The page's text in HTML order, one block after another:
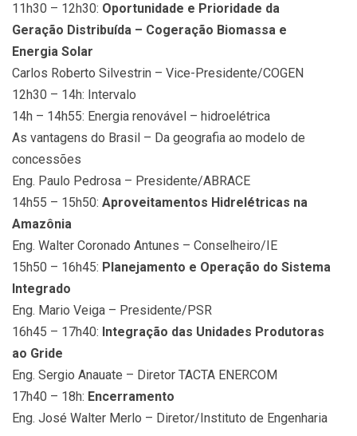
11h30 – 12h30: Oportunidade e Prioridade da
Geração Distribuída – Cogeração Biomassa e
Energia Solar
Carlos Roberto Silvestrin – Vice-Presidente/COGEN
12h30 – 14h: Intervalo
14h – 14h55: Energia renovável – hidroelétrica
As vantagens do Brasil – Da geografia ao modelo de
concessões
Eng. Paulo Pedrosa – Presidente/ABRACE
14h55 – 15h50: Aproveitamentos Hidrelétricas na
Amazônia
Eng. Walter Coronado Antunes – Conselheiro/IE
15h50 – 16h45: Planejamento e Operação do Sistema
Integrado
Eng. Mario Veiga – Presidente/PSR
16h45 – 17h40: Integração das Unidades Produtoras
ao Gride
Eng. Sergio Anauate – Diretor TACTA ENERCOM
17h40 – 18h: Encerramento
Eng. José Walter Merlo – Diretor/Instituto de Engenharia